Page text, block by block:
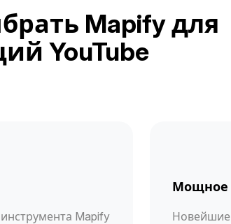
Mapify для
YouTube
Mapify
Мощное